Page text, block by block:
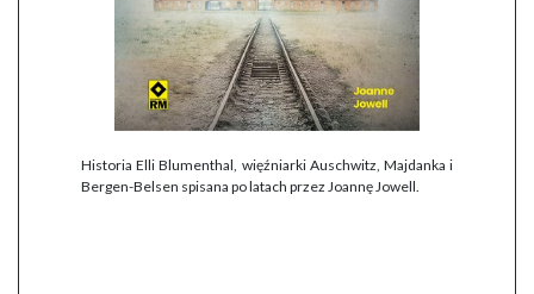
Historia Elli Blumenthal, więźniarki Auschwitz, Majdanka i
Bergen-Belsen spisana po latach przez Joannę Jowell.